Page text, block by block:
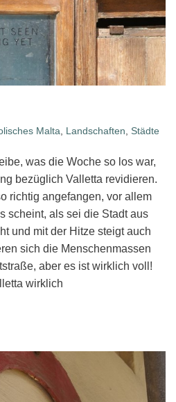
Malta Landschaften Städte
was die Woche so los war,
bezüglich Valletta revidieren.
richtig angefangen, vor allem
scheint, als sei die Stadt aus
und mit der Hitze steigt auch
sich die Menschenmassen
aber es ist wirklich voll!
wirklich